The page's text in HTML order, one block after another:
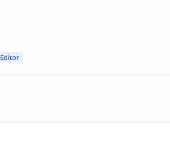
Verified Media or
Editor